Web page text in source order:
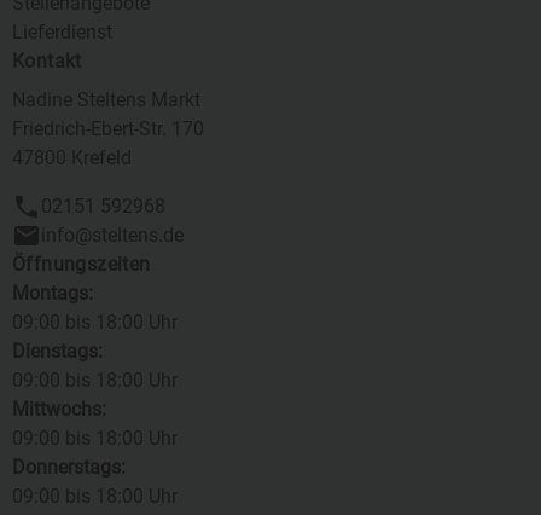
Lieferdienst
Kontakt
Nadine Steltens Markt
Friedrich-Ebert-Str. 170
47800 Krefeld
02151 592968
info@steltens.de
Öffnungszeiten
Montags:
09:00 bis 18:00 Uhr
Dienstags:
09:00 bis 18:00 Uhr
Mittwochs:
09:00 bis 18:00 Uhr
Donnerstags:
09:00 bis 18:00 Uhr